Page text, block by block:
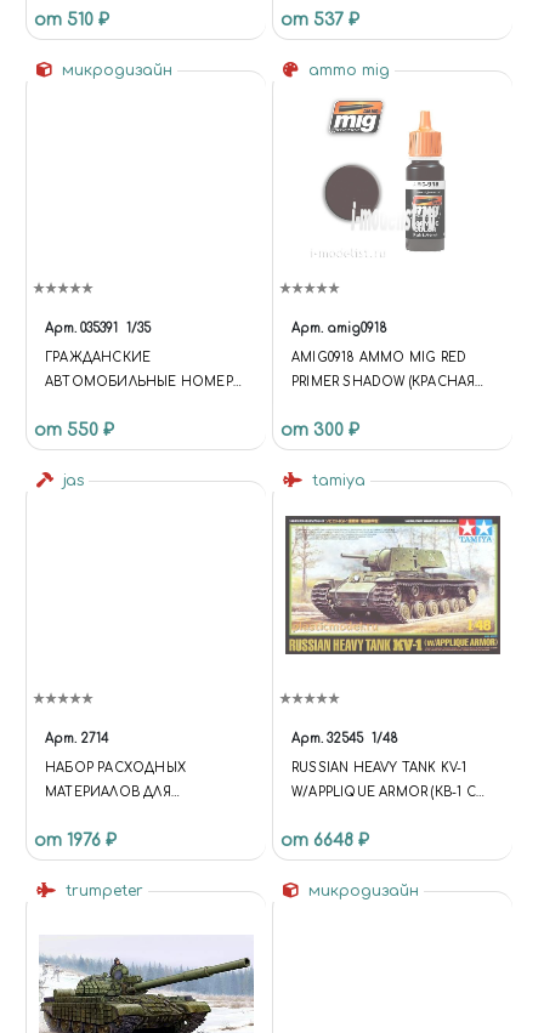
от 510 ₽ от 537 ₽
микродизайн
Арт. 035391 1/35
ГРАЖДАНСКИЕ
АВТОМОБИЛЬНЫЕ НОМЕРА
от 550 ₽
ammo mig
Арт. amig0918
AMIG0918 AMMO MIG RED
PRIMER SHADOW (КРАСНАЯ
от 300 ₽
jas
Арт. 2714
НАБОР РАСХОДНЫХ
МАТЕРИАЛОВ ДЛЯ
JAS 2714
от 1976 ₽
tamiya
Арт. 32545 1/48
RUSSIAN HEAVY TANK KV-1
W/APPLIQUE ARMOR (КВ-1 С
СОВЕТСКИЙ ТЯЖЁЛЫЙ
ТАНК)
от 6648 ₽
trumpeter микродизайн